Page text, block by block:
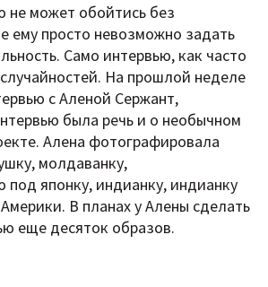
не может обойтись без
ему просто невозможно задать
Само интервью, как часто
На прошлой неделе
с Аленой Сержант,
была речь и о необычном
Алена фотографировала
молдаванку,
под японку, индианку, индианку
В планах у Алены сделать
еще десяток образов.